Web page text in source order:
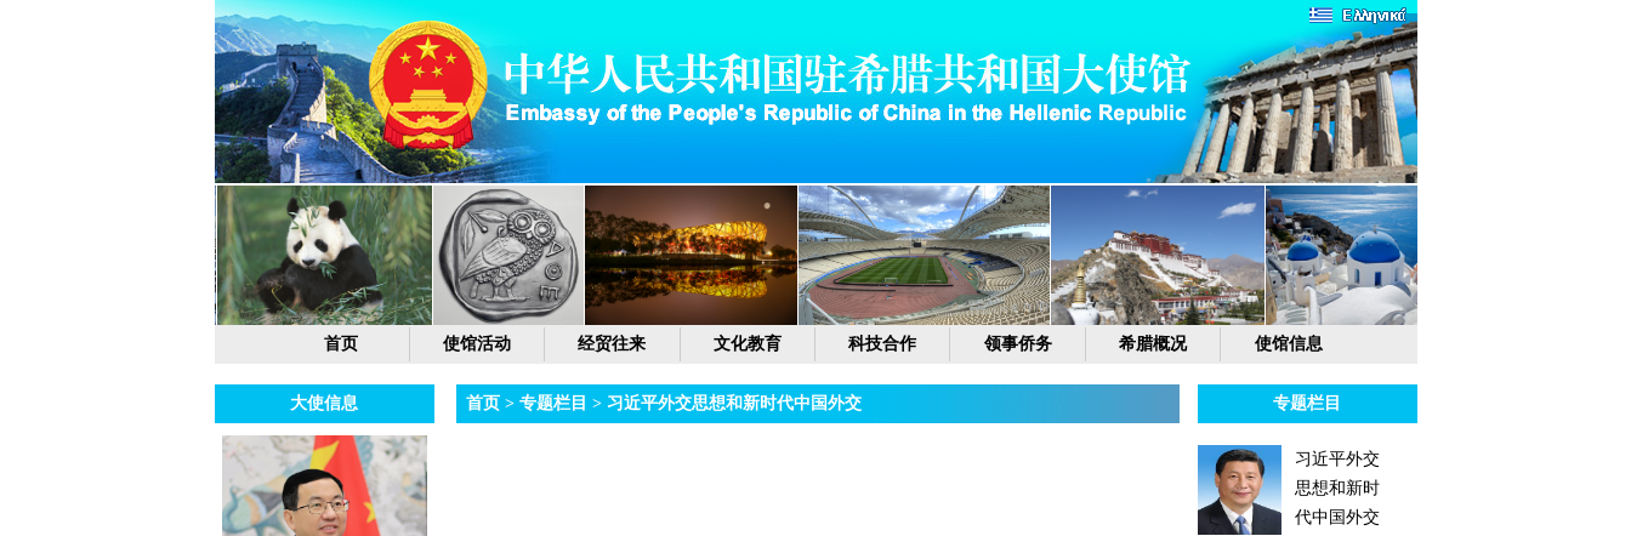
首页 使馆活动 经贸往来 文化教育 科技合作 领事侨务 希腊概况 使馆信息
大使信息 首页> 专题栏目 > 习近平外交思想和新时代中国外交 专题栏目
习近平外交
思想和新时
代中国外交